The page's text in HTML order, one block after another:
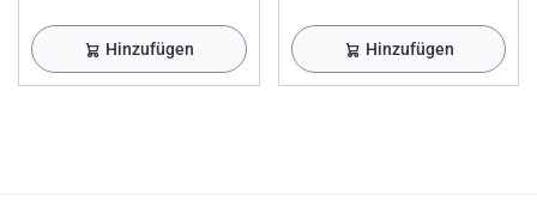
Hinzufügen Hinzufügen